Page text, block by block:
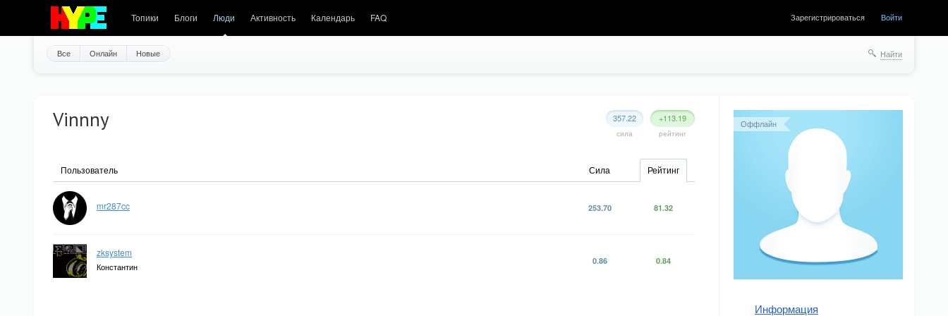
Топики Блоги Люди Активность Календарь FAQ Зарегистрироваться Войти
Все Онлайн Новые Найти
Оффлайн
Информация
+113.19
рейтинг
357.22
сила
Vinnny
Пользователь Сила Рейтинг
mr287cc 253.70 81.32
zksystem
Константин
0.86 0.84